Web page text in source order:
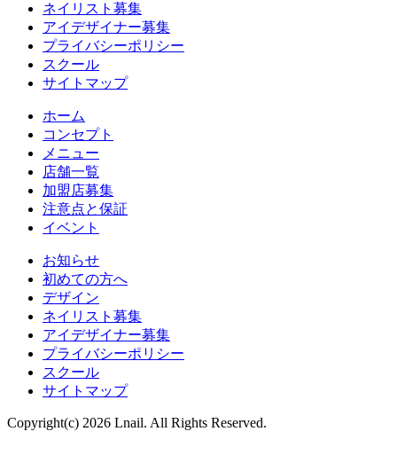
ネイリスト募集
アイデザイナー募集
プライバシーポリシー
スクール
サイトマップ
ホーム
コンセプト
メニュー
店舗一覧
加盟店募集
注意点と保証
イベント
お知らせ
初めての方へ
デザイン
ネイリスト募集
アイデザイナー募集
プライバシーポリシー
スクール
サイトマップ
Copyright(c) 2026 Lnail. All Rights Reserved.